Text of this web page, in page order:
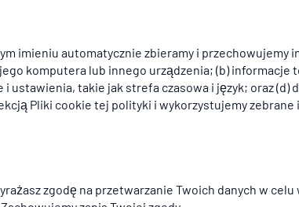
imieniu automatycznie zbieramy i przechowujemy
komputera lub innego urządzenia; (b) informacje
takie jak strefa czasowa i język; oraz (d)
Pliki cookie tej polityki i wykorzystujemy
zgodę na przetwarzanie Twoich danych w